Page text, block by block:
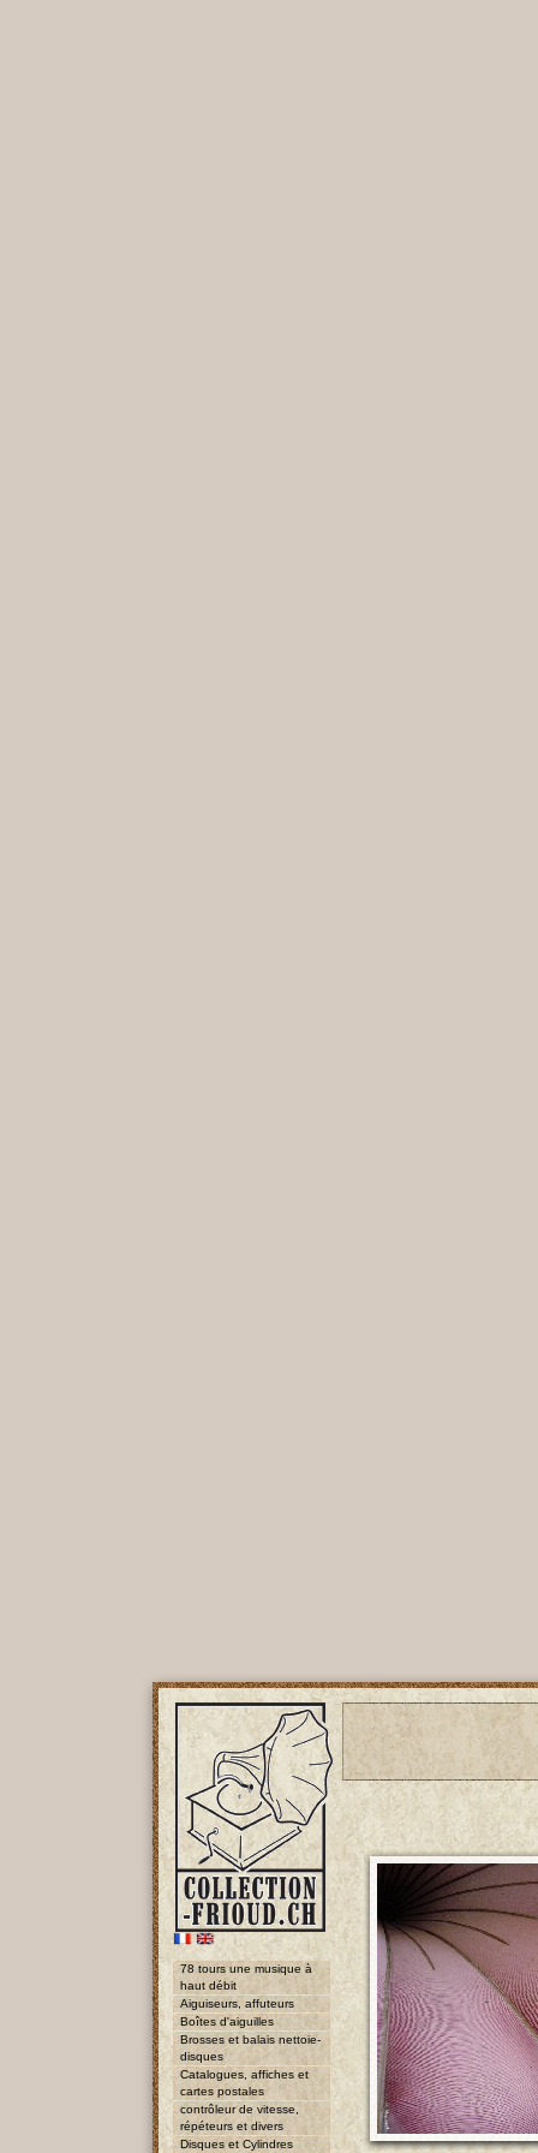
78 tours une musique à
haut débit
Aiguiseurs, affuteurs
Boîtes d'aiguilles
Brosses et balais nettoie-
disques
Catalogues, affiches et
cartes postales
contrôleur de vitesse,
répéteurs et divers
Disques et Cylindres